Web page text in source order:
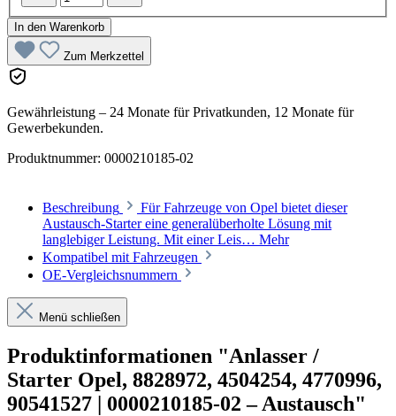
In den Warenkorb
Zum Merkzettel
Gewährleistung – 24 Monate für Privatkunden, 12 Monate für
Gewerbekunden.
Produktnummer: 0000210185-02
Beschreibung
Für Fahrzeuge von Opel bietet dieser
Austausch-Starter eine generalüberholte Lösung mit
langlebiger Leistung. Mit einer Leis… Mehr
Kompatibel mit Fahrzeugen
OE-Vergleichsnummern
Menü schließen
Produktinformationen "Anlasser /
Starter Opel, 8828972, 4504254, 4770996,
90541527 | 0000210185-02 – Austausch"